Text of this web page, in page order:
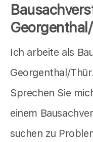
Ich arbeite als
Georgenthal/
Sprechen Sie
einem
suchen zu